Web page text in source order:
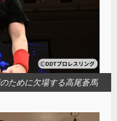
ために欠場する高尾蒼馬